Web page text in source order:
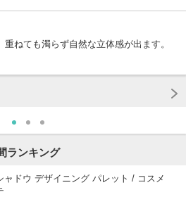
ねても濁らず自然な立体感が出ます。
ランキング
ャドウ デザイニング パレット / コスメ